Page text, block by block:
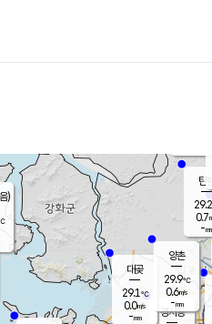
경서동
대곶
29.1℃
0.0m/s
-mm
탄현
29.2
0.7
-mm
양촌
29.9℃
0.6m/s
-mm
)